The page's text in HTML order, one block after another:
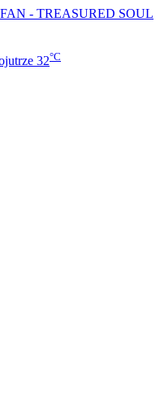
- TREASURED SOUL
32°C